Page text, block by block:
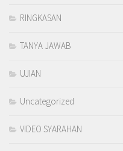
RINGKASAN
TANYA JAWAB
UJIAN
Uncategorized
VIDEO SYARAHAN